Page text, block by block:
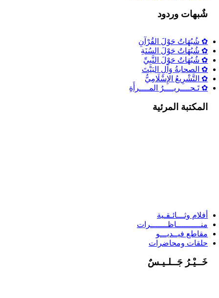
شٌبهات وردود
✿ شُبُهَاتٌ حَوْلَ القُرْآنِ
✿ شُبُهَاتٌ حَوْلَ السُنَةِ
✿ شُبُهَاتٌ حَوْلَ النَّبِيِّ
✿ الصحابةُ وَآلِ البَيْتَ
✿ التَّشْرِيعُ الإِسْلَامِيُّ
✿ تَـحــــريــــرُ المــــرأَةِ
المكتبة المرئية
أفلام وثـــائـقـية
منــــــــــاظـــــــرات
مقاطع فيــديـــو
حلقات ومحاضرات
خَــيْـرُ جَــلـيـسٌ